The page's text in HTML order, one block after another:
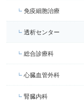
免疫細胞治療
透析センター
総合診療科
心臓血管外科
腎臓内科